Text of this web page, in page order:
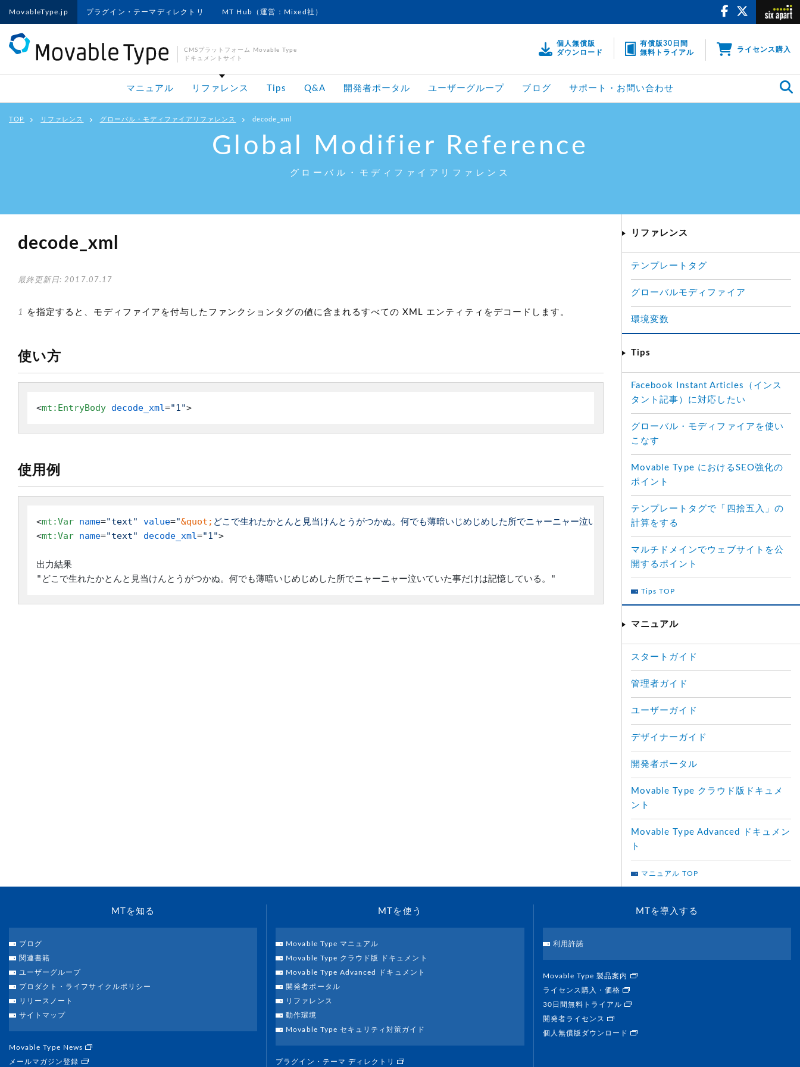
MovableType.jp プラグイン・テーマディレクトリ MT Hub（運営：Mixed社）
CMSプラットフォーム Movable Type
ドキュメントサイト
個人無償版
ダウンロード
有償版30日間
無料トライアル
ライセンス購入
マニュアル リファレンス Tips Q&A 開発者ポータル ユーザーグループ ブログ サポート・お問い合わせ
TOP リファレンス グローバル・モディファイアリファレンス decode_xml
Global Modifier Reference
グローバル・モディファイアリファレンス
decode_xml
最終更新日: 2017.07.17
1 を指定すると、モディファイアを付与したファンクションタグの値に含まれるすべての XML エンティティをデコードします。
使い方
<mt:EntryBody decode_xml="1">
使用例
<mt:Var name="text" value="&quot; どこで生れたかとんと見当けんとうがつかぬ。何でも薄暗いじめじめした所でニャーニャー泣いていた事だけは記憶している。
<mt:Var name="text" decode_xml="1">
出力結果
リファレンス
テンプレートタグ
グローバルモディファイア
環境変数
Tips
Facebook Instant Articles（インス
タント記事）に対応したい
グローバル・モディファイアを使い
こなす
Movable Type におけるSEO強化の
ポイント
テンプレートタグで「四捨五入」の
計算をする
マルチドメインでウェブサイトを公
開するポイント
Tips TOP
マニュアル
スタートガイド
管理者ガイド
ユーザーガイド
デザイナーガイド
開発者ポータル
Movable Type クラウド版ドキュメ
ント
Movable Type Advanced ドキュメン
ト
マニュアル TOP
MTを知る
ブログ
関連書籍
ユーザーグループ
プロダクト・ライフサイクルポリシー
リリースノート
サイトマップ
Movable Type News
メールマガジン登録
MTを使う
Movable Type マニュアル
Movable Type クラウド版 ドキュメント
Movable Type Advanced ドキュメント
開発者ポータル
リファレンス
動作環境
Movable Type セキュリティ対策ガイド
プラグイン・テーマ ディレクトリ
MTを導入する
利用許諾
Movable Type 製品案内
ライセンス購入・価格
30日間無料トライアル
開発者ライセンス
個人無償版ダウンロード